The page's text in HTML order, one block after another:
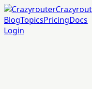
BlogTopicsPricingDocs
Login